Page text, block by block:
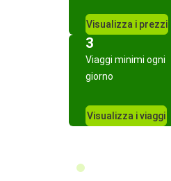
Visualizza i prezzi
3
Viaggi minimi ogni
giorno
Visualizza i viaggi